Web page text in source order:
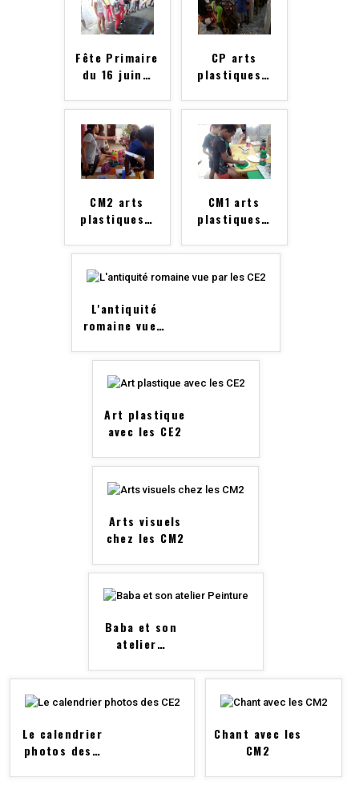
Fête Primaire
du 16 juin…
CP arts
plastiques…
CM2 arts
plastiques…
CM1 arts
plastiques…
L'antiquité
romaine vue…
Art plastique
avec les CE2
Arts visuels
chez les CM2
Baba et son
atelier…
Le calendrier
photos des…
Chant avec les
CM2